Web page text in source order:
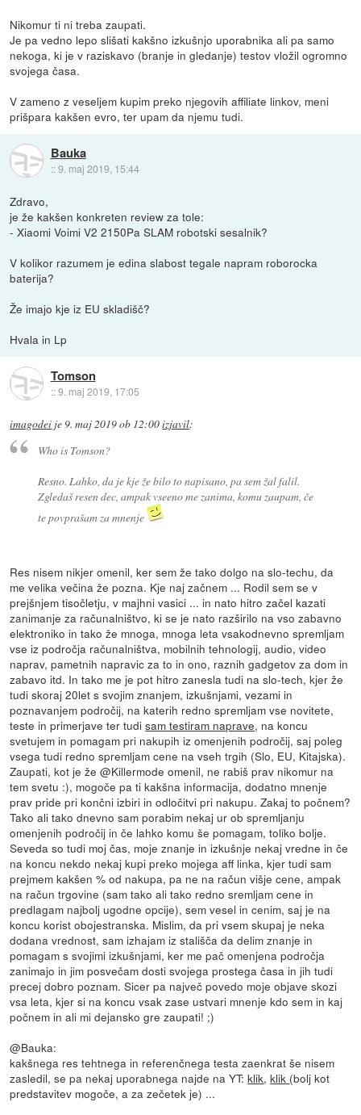
Nikomur ti ni treba zaupati.
Je pa vedno lepo slišati kakšno izkušnjo uporabnika ali pa samo
nekoga, ki je v raziskavo (branje in gledanje) testov vložil ogromno
svojega časa.
V zameno z veseljem kupim preko njegovih affiliate linkov, meni
prišpara kakšen evro, ter upam da njemu tudi.
Bauka
::9. maj 2019, 15:44
Zdravo,
je že kakšen konkreten review za tole:
- Xiaomi Voimi V2 2150Pa SLAM robotski sesalnik?
V kolikor razumem je edina slabost tegale napram roborocka
baterija?
Že imajo kje iz EU skladišč?
Hvala in Lp
Tomson
::9. maj 2019, 17:05
imagodei je 9. maj 2019 ob 12:00izjavil:
Who is Tomson?
Resno. Lahko, da je kje že bilo to napisano, pa sem žal falil.
Zgledaš resen dec, ampak vseeno me zanima, komu zaupam, če
te povprašam za mnenje
Res nisem nikjer omenil, ker sem že tako dolgo na slo-techu, da
me velika večina že pozna. Kje naj začnem ... Rodil sem se v
prejšnjem tisočletju, v majhni vasici ... in nato hitro začel kazati
zanimanje za računalništvo, ki se je nato razširilo na vso zabavno
elektroniko in tako že mnoga, mnoga leta vsakodnevno spremljam
vse iz področja računalništva, mobilnih tehnologij, audio, video
naprav, pametnih napravic za to in ono, raznih gadgetov za dom in
zabavo itd. In tako me je pot hitro zanesla tudi na slo-tech, kjer že
tudi skoraj 20let s svojim znanjem, izkušnjami, vezami in
poznavanjem področij, na katerih redno spremljam vse novitete,
teste in primerjave ter tudisam testiram naprave, na koncu
svetujem in pomagam pri nakupih iz omenjenih področij, saj poleg
vsega tudi redno spremljam cene na vseh trgih (Slo, EU, Kitajska).
Zaupati, kot je že @Killermode omenil, ne rabiš prav nikomur na
tem svetu :), mogoče pa ti kakšna informacija, dodatno mnenje
prav pride pri končni izbiri in odločitvi pri nakupu. Zakaj to počnem?
Tako ali tako dnevno sam porabim nekaj ur ob spremljanju
omenjenih področij in če lahko komu še pomagam, toliko bolje.
Seveda so tudi moj čas, moje znanje in izkušnje nekaj vredne in če
na koncu nekdo nekaj kupi preko mojega aff linka, kjer tudi sam
prejmem kakšen % od nakupa, pa ne na račun višje cene, ampak
na račun trgovine (sam tako ali tako redno sremljam cene in
predlagam najbolj ugodne opcije), sem vesel in cenim, saj je na
koncu korist obojestranska. Mislim, da pri vsem skupaj je neka
dodana vrednost, sam izhajam iz stališča da delim znanje in
pomagam s svojimi izkušnjami, ker me pač omenjena področja
zanimajo in jim posvečam dosti svojega prostega časa in jih tudi
precej dobro poznam. Sicer pa največ povedo moje objave skozi
vsa leta, kjer si na koncu vsak zase ustvari mnenje kdo sem in kaj
počnem in ali mi dejansko gre zaupati! ;)
@Bauka:
kakšnega res tehtnega in referenčnega testa zaenkrat še nisem
zasledil, se pa nekaj uporabnega najde na YT:klik,klik (bolj kot
predstavitev mogoče, a za zečetek je) ...